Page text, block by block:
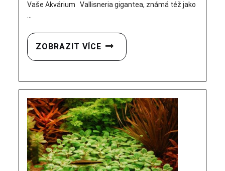
Vaše Akvárium Vallisneria gigantea, známá též jako
ZOBRAZIT VÍCE